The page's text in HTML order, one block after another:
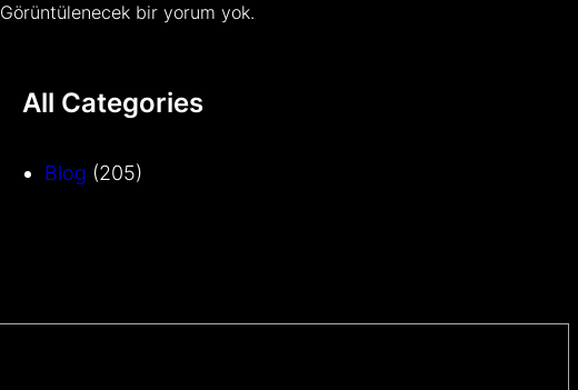
Görüntülenecek bir yorum yok.
All Categories
Blog (205)